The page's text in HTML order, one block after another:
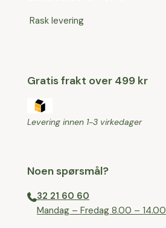
Rask levering
Gratis frakt over 499 kr
Levering innen 1-3 virkedager
Noen spørsmål?
32 21 60 60
⁠Mandag – Fredag 8.00 – 14.00